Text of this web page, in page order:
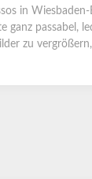
in
ganz passabel,
zu